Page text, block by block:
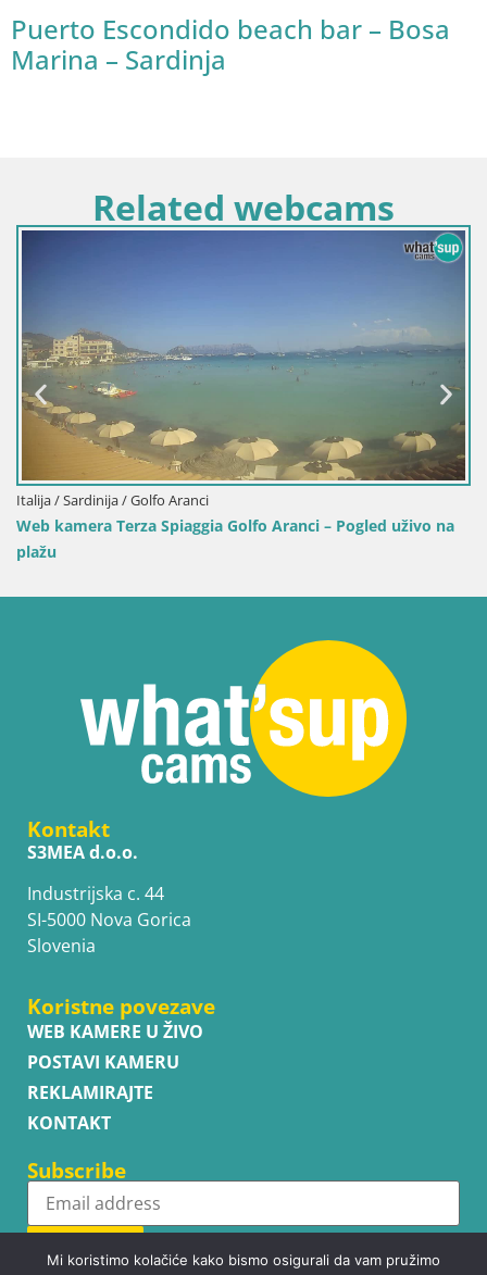
Puerto Escondido beach bar – Bosa
Marina – Sardinja
Related webcams
uživo na
Italija / Sardinija / Sant'Anna Arresi
Web kamera Porto Pino – Pogled uživo iz
Kontakt
S3MEA d.o.o.
Industrijska c. 44
SI-5000 Nova Gorica
Slovenia
Koristne povezave
WEB KAMERE U ŽIVO
POSTAVI KAMERU
REKLAMIRAJTE
KONTAKT
Subscribe
Subscribe
Mi koristimo kolačiće kako bismo osigurali da vam pružimo